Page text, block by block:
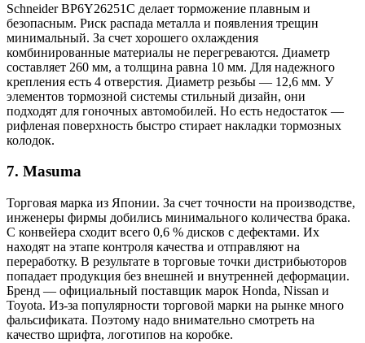
Schneider BP6Y26251C делает торможение плавным и
безопасным. Риск распада металла и появления трещин
минимальный. За счет хорошего охлаждения
комбинированные материалы не перегреваются. Диаметр
составляет 260 мм, а толщина равна 10 мм. Для надежного
крепления есть 4 отверстия. Диаметр резьбы — 12,6 мм. У
элементов тормозной системы стильный дизайн, они
подходят для гоночных автомобилей. Но есть недостаток —
рифленая поверхность быстро стирает накладки тормозных
колодок.
7. Masuma
Торговая марка из Японии. За счет точности на производстве,
инженеры фирмы добились минимального количества брака.
С конвейера сходит всего 0,6 % дисков с дефектами. Их
находят на этапе контроля качества и отправляют на
переработку. В результате в торговые точки дистрибьюторов
попадает продукция без внешней и внутренней деформации.
Бренд — официальный поставщик марок Honda, Nissan и
Toyota. Из-за популярности торговой марки на рынке много
фальсификата. Поэтому надо внимательно смотреть на
качество шрифта, логотипов на коробке.